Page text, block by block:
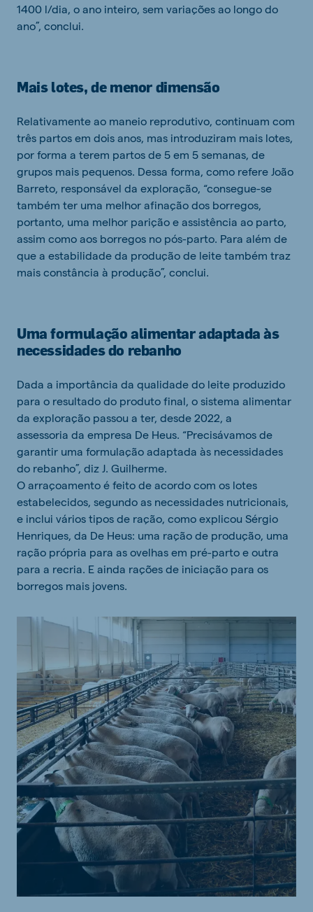
1400 l/dia, o ano inteiro, sem variações ao longo do
ano”, conclui.
Mais lotes, de menor dimensão
Relativamente ao maneio reprodutivo, continuam com
três partos em dois anos, mas introduziram mais lotes,
por forma a terem partos de 5 em 5 semanas, de
grupos mais pequenos. Dessa forma, como refere João
Barreto, responsável da exploração, “consegue-se
também ter uma melhor afinação dos borregos,
portanto, uma melhor parição e assistência ao parto,
assim como aos borregos no pós-parto. Para além de
que a estabilidade da produção de leite também traz
mais constância à produção”, conclui.
Uma formulação alimentar adaptada às
necessidades do rebanho
Dada a importância da qualidade do leite produzido
para o resultado do produto final, o sistema alimentar
da exploração passou a ter, desde 2022, a
assessoria da empresa De Heus. “Precisávamos de
garantir uma formulação adaptada às necessidades
do rebanho”, diz J. Guilherme.
O arraçoamento é feito de acordo com os lotes
estabelecidos, segundo as necessidades nutricionais,
e inclui vários tipos de ração, como explicou Sérgio
Henriques, da De Heus: uma ração de produção, uma
ração própria para as ovelhas em pré-parto e outra
para a recria. E ainda rações de iniciação para os
borregos mais jovens.